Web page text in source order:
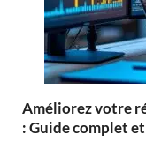
Améliorez votre
: Guide complet et